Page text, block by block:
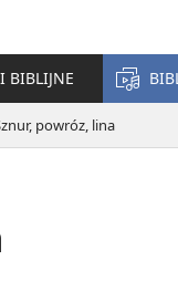
BIBLIJNE
powróz, lina